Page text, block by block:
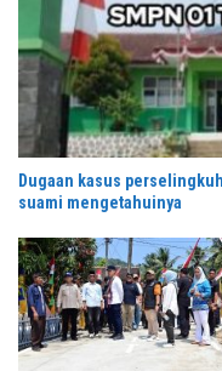
Dugaan kasus
suami mengetahuinya